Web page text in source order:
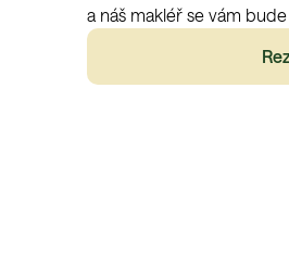
a náš makléř se vám